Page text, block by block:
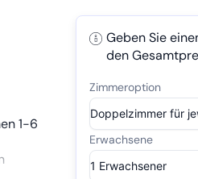
1-6
Geben Sie
den